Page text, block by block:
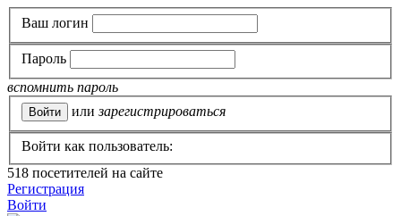
Ваш логин
Пароль
вспомнить пароль
или зарегистрироваться
Войти как пользователь:
518 посетителей на сайте
Регистрация
Войти